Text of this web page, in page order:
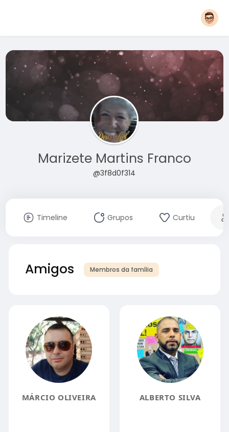
Marizete Martins Franco
@3f8d0f314
Timeline Grupos Curtiu
Amigos Membros da família
MÁRCIO OLIVEIRA ALBERTO SILVA